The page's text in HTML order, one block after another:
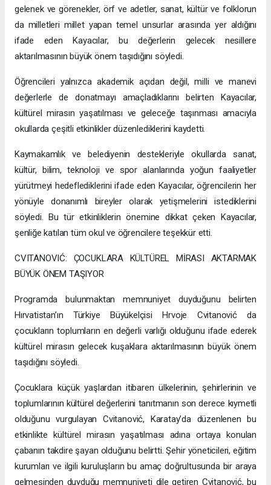
gelenek ve görenekler, örf ve adetler, sanat, kültür ve folklorun
da milletleri millet yapan temel unsurlar arasında yer aldığını
ifade eden Kayacılar, bu değerlerin gelecek nesillere
aktarılmasının büyük önem taşıdığını söyledi.
Öğrencileri yalnızca akademik açıdan değil, milli ve manevi
değerlerle de donatmayı amaçladıklarını belirten Kayacılar,
kültürel mirasın yaşatılması ve geleceğe taşınması amacıyla
okullarda çeşitli etkinlikler düzenlediklerini kaydetti.
Kaymakamlık ve belediyenin destekleriyle okullarda sanat,
kültür, bilim, teknoloji ve spor alanlarında yoğun faaliyetler
yürütmeyi hedeflediklerini ifade eden Kayacılar, öğrencilerin her
yönüyle donanımlı bireyler olarak yetişmelerini istediklerini
söyledi. Bu tür etkinliklerin önemine dikkat çeken Kayacılar,
şenliğe katılan tüm okul ve öğrencilere teşekkür etti.
CVITANOVIĆ: ÇOCUKLARA KÜLTÜREL MİRASI AKTARMAK
BÜYÜK ÖNEM TAŞIYOR
Programda bulunmaktan memnuniyet duyduğunu belirten
Hırvatistan’ın Türkiye Büyükelçisi Hrvoje Cvitanović da
çocukların toplumların en değerli varlığı olduğunu ifade ederek
kültürel mirasın gelecek kuşaklara aktarılmasının büyük önem
taşıdığını söyledi.
Çocuklara küçük yaşlardan itibaren ülkelerinin, şehirlerinin ve
toplumlarının kültürel değerlerini tanıtmanın son derece kıymetli
olduğunu vurgulayan Cvitanović, Karatay’da düzenlenen bu
etkinlikte kültürel mirasın yaşatılması adına ortaya konulan
çabanın takdire şayan olduğunu belirtti. Şehir yöneticileri, eğitim
kurumları ve ilgili kuruluşların bu amaç doğrultusunda bir araya
gelmesinden duyduğu memnuniyeti dile getiren Cvitanović, bu